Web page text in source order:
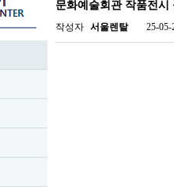
문화예술회관 작품전시
작성자 서울렌탈 25-05-